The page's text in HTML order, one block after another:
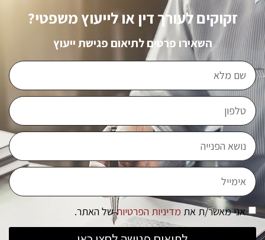
זקוקים לעורך דין או לייעוץ משפטי?
השאירו פרטים לתיאום פגישת ייעוץ
אני מאשר/ת את מדיניות הפרטיותשל האתר.